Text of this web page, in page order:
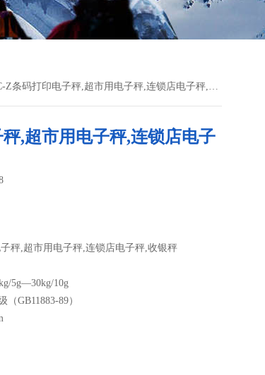
条码打印电子秤,超市用电子秤,连锁店电子秤,收银秤
,超市用电子秤,连锁店电子
秤,超市用电子秤,连锁店电子秤,收银秤
5g—30kg/10g
GB11883-89）